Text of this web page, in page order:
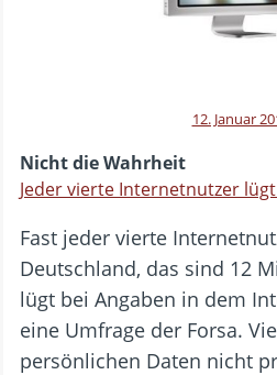
12. Januar
Nicht die Wahrheit
Jeder vierte Internetnutzer
Fast jeder vierte
Deutschland, das sind 12
lügt bei Angaben in dem
eine Umfrage der Forsa.
persönlichen Daten nicht